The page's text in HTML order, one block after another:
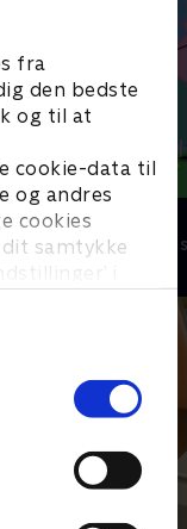
fra
den bedste
og til at
cookie-data til
og andres
cookies
samtykke
i
Gurli Gris
Børneserier • 4